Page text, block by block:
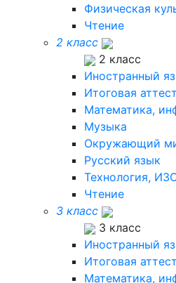
Физическая
Чтение
2 класс
2 класс
Иностранный
Итоговая
Математика,
Музыка
Окружающий
Русский язык
Технология,
Чтение
3 класс
3 класс
Иностранный
Итоговая
Математика,